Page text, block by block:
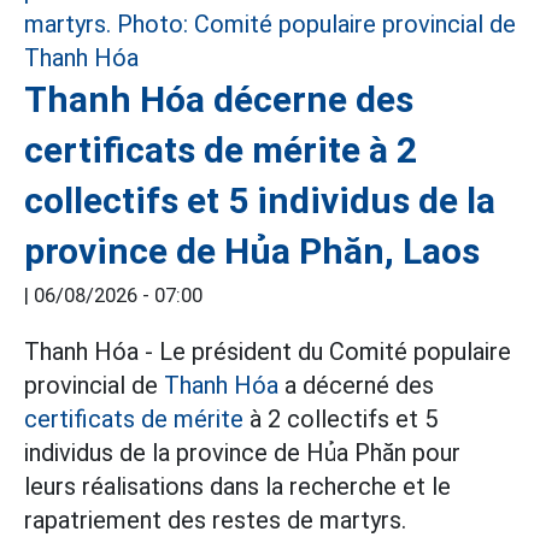
Thanh Hóa décerne des
certificats de mérite à 2
collectifs et 5 individus de la
province de Hủa Phăn, Laos
| 06/08/2026 - 07:00
Thanh Hóa - Le président du Comité populaire
provincial de Thanh Hóa a décerné des
certificats de mérite à 2 collectifs et 5
individus de la province de Hủa Phăn pour
leurs réalisations dans la recherche et le
rapatriement des restes de martyrs.